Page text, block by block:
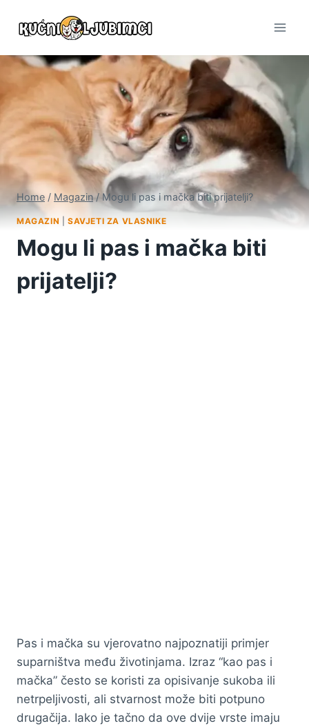
Home / Magazin / Mogu li pas i mačka biti prijatelji?
MAGAZIN SAVJETI ZA VLASNIKE
Mogu li pas i mačka biti
prijatelji?
Pas i mačka su vjerovatno najpoznatiji primjer
suparništva među životinjama. Izraz “kao pas i
mačka” često se koristi za opisivanje sukoba ili
netrpeljivosti, ali stvarnost može biti potpuno
drugačija. Iako je tačno da ove dvije vrste imaju